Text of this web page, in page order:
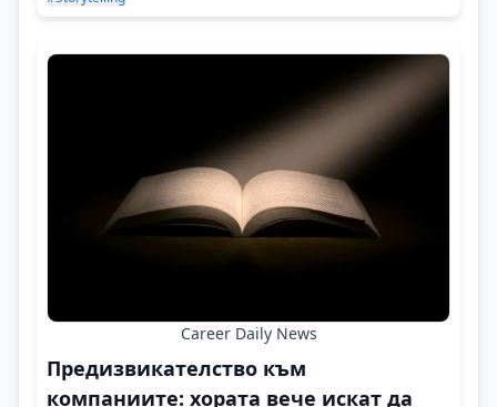
Career Daily News
Предизвикателство към
компаниите: хората вече искат да